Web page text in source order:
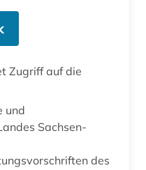
Zugriff auf die
und
Sachsen-
des